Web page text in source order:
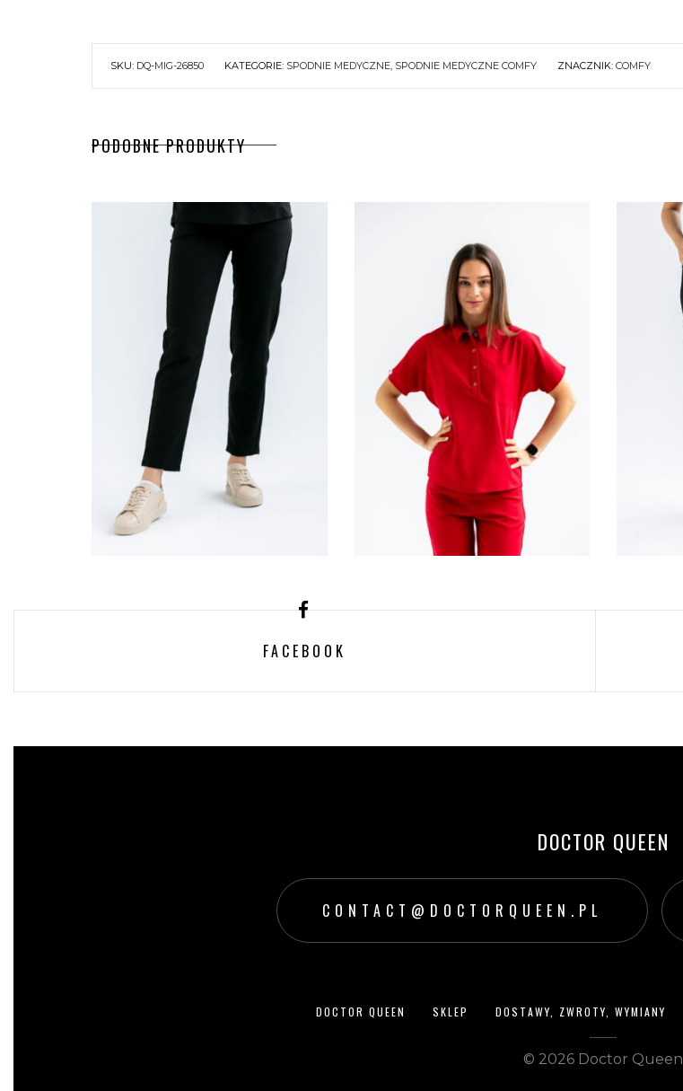
SKU: DQ-MIG-26850 KATEGORIE: SPODNIE MEDYCZNE, SPODNIE MEDYCZNE COMFY ZNACZNIK: COMFY
PODOBNE PRODUKTY
EVE™ – BLACKFACEBOOK
DOCTOR QUEEN
CONTACT@DOCTORQUEEN.PL
DOCTOR QUEEN SKLEP DOSTAWY, ZWROTY, WYMIANY
© 2026 Doctor Queen